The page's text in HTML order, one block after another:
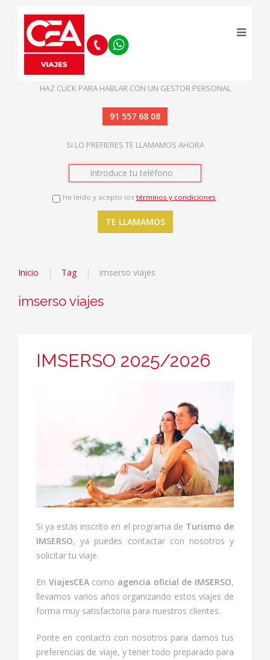
HAZ CLICK PARA HABLAR CON UN GESTOR PERSONAL
91 557 68 08
SI LO PREFIERES TE LLAMAMOS AHORA
He leido y acepto los términos y condiciones.
Inicio Tag imserso viajes
imserso viajes
IMSERSO 2025/2026
Si ya estás inscrito en el programa de Turismo de
IMSERSO, ya puedes contactar con nosotros y
solicitar tu viaje.
En ViajesCEAcomo agencia oficial de IMSERSO,
llevamos varios años organizando estos viajes de
forma muy satisfactoria para nuestros clientes.
Ponte en contacto con nosotros para darnos tus
preferencias de viaje, y tener todo preparado para